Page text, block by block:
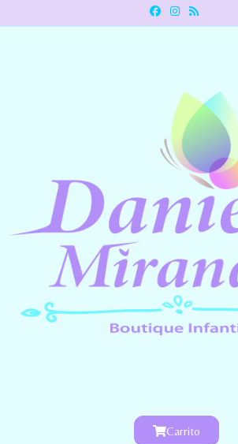
Carrito